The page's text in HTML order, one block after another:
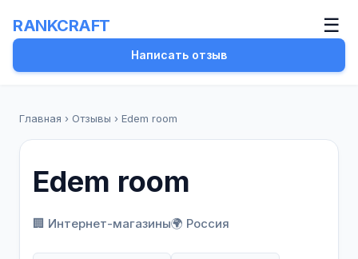
RANKCRAFT ☰
Написать отзыв
Главная › Отзывы › Edem room
Edem room
🏢 Интернет-магазины🌍 Россия